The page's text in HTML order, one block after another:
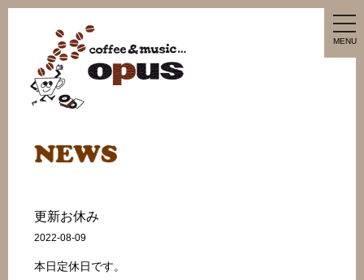
MENU
更新お休み
2022-08-09
本日定休日です。